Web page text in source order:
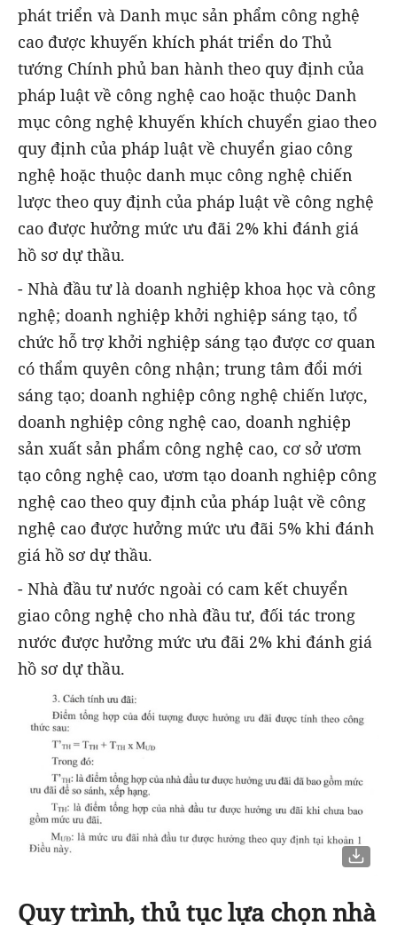
phát triển và Danh mục sản phẩm công nghệ
cao được khuyến khích phát triển do Thủ
tướng Chính phủ ban hành theo quy định của
pháp luật về công nghệ cao hoặc thuộc Danh
mục công nghệ khuyến khích chuyển giao theo
quy định của pháp luật về chuyển giao công
nghệ hoặc thuộc danh mục công nghệ chiến
lược theo quy định của pháp luật về công nghệ
cao được hưởng mức ưu đãi 2% khi đánh giá
hồ sơ dự thầu.
- Nhà đầu tư là doanh nghiệp khoa học và công
nghệ; doanh nghiệp khởi nghiệp sáng tạo, tổ
chức hỗ trợ khởi nghiệp sáng tạo được cơ quan
có thẩm quyên công nhận; trung tâm đổi mới
sáng tạo; doanh nghiệp công nghệ chiến lược,
doanh nghiệp công nghệ cao, doanh nghiệp
sản xuất sản phẩm công nghệ cao, cơ sở ươm
tạo công nghệ cao, ươm tạo doanh nghiệp công
nghệ cao theo quy định của pháp luật về công
nghệ cao được hưởng mức ưu đãi 5% khi đánh
giá hồ sơ dự thầu.
- Nhà đầu tư nước ngoài có cam kết chuyển
giao công nghệ cho nhà đầu tư, đối tác trong
nước được hưởng mức ưu đãi 2% khi đánh giá
hồ sơ dự thầu.
Quy trình, thủ tục lựa chọn nhà